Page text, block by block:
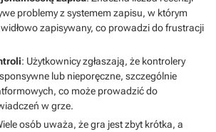
problemy z systemem zapisu, w którym
zapisywany, co prowadzi do frustracji
: Użytkownicy zgłaszają, że kontrolery
lub nieporęczne, szczególnie
co może prowadzić do
w grze.
osób uważa, że gra jest zbyt krótka, a